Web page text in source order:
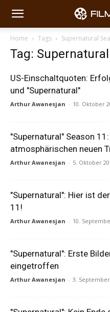
Home Tags Supernatural
Tag:
US-Einschaltquoten:
und "Supernatural"
Arthur Awanesjan - 10. Oktober
"Supernatural" Season
atmosphärischen neuen
Arthur Awanesjan - 5. Oktober
"Supernatural": Hier ist
11!
Arthur Awanesjan - 10.
"Supernatural": Erste
eingetroffen
Arthur Awanesjan - 3.